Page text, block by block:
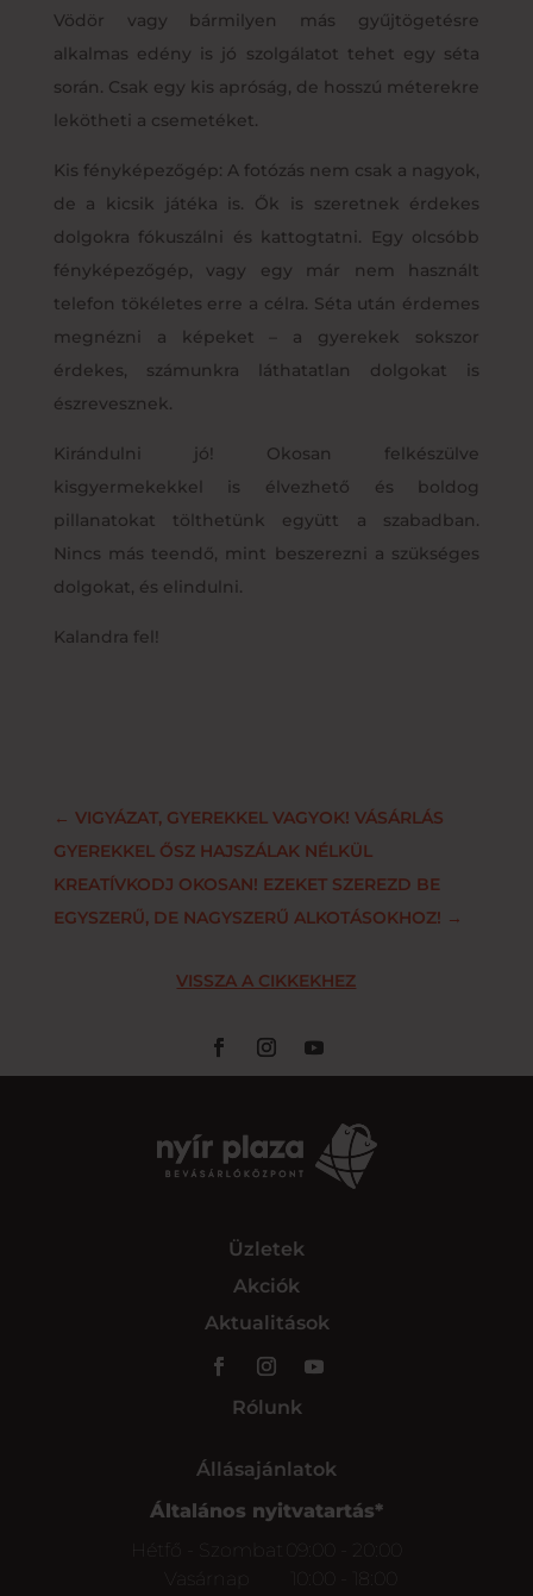
Vödör vagy bármilyen más gyűjtögetésre
alkalmas edény is jó szolgálatot tehet egy séta
során. Csak egy kis apróság, de hosszú méterekre
lekötheti a csemetéket.
Kis fényképezőgép: A fotózás nem csak a nagyok,
de a kicsik játéka is. Ők is szeretnek érdekes
dolgokra fókuszálni és kattogtatni. Egy olcsóbb
fényképezőgép, vagy egy már nem használt
telefon tökéletes erre a célra. Séta után érdemes
megnézni a képeket – a gyerekek sokszor
érdekes, számunkra láthatatlan dolgokat is
észrevesznek.
Kirándulni jó! Okosan felkészülve
kisgyermekekkel is élvezhető és boldog
pillanatokat tölthetünk együtt a szabadban.
Nincs más teendő, mint beszerezni a szükséges
dolgokat, és elindulni.
Kalandra fel!
← VIGYÁZAT, GYEREKKEL VAGYOK! VÁSÁRLÁS
GYEREKKEL ŐSZ HAJSZÁLAK NÉLKÜL
KREATÍVKODJ OKOSAN! EZEKET SZEREZD BE
EGYSZERŰ, DE NAGYSZERŰ ALKOTÁSOKHOZ! →
VISSZA A CIKKEKHEZ
Üzletek
Akciók
Aktualitások
Rólunk
Állásajánlatok
Általános nyitvatartás*
Hétfő - Szombat